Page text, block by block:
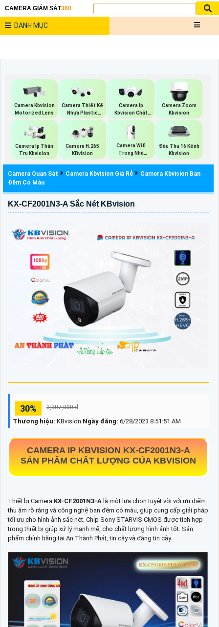
CAMERA GIÁM SÁT360
DANH MỤC
Camera Kbvision
Motorized Lens
Camera Thiết Kế
Nhựa Plastic
Kbvision
Camera Ip
Kbvision Chất
Lượng
Camera Zoom
Kbvision
Camera Ip Thân
Trụ Kbvision
Camera H.265
KBvision
Camera Wifi
Trong Nhà
Kbvision
Đầu Thu 16 Kênh
Kbvision
Camera Quan Sát Camera Kbvision Giá Rẻ
Camera Kbvision Ban
Đêm Có Màu
KX-CF2001N3-A Sắc Nét KBvision
30% 3,307,000 ₫
Thương hiệu: KBvision Ngày đăng: 6/28/2023 8:51:51 AM
CAMERA IP KBVISION KX-CF2001N3-A
SẢN PHẨM CHẤT LƯỢNG CỦA KBVISION
Thiết bị Camera KX-CF2001N3-A là một lựa chọn tuyệt vời với ưu điểm
thu âm rõ ràng và công nghệ ban đêm có màu, giúp cung cấp giải pháp
tối ưu cho hình ảnh sắc nét. Chip Sony STARVIS CMOS được tích hợp
trong thiết bị giúp xử lý mạnh mẽ, cho chất lượng hình ảnh tốt. Sản
phẩm chính hãng tại An Thành Phát, tin cậy và đáng tin cậy.